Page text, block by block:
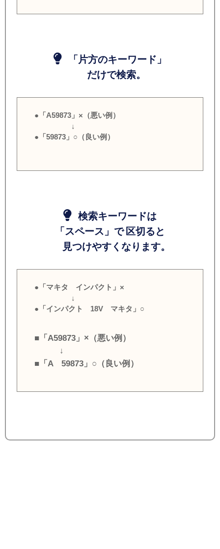
「片方のキーワード」
だけで検索。
●「A59873」×（悪い例）
↓
●「59873」○（良い例）
検索キーワードは
「スペース」で 区切ると
見つけやすくなります。
●「マキタ インパクト」×
↓
●「インパクト 18V マキタ」○
■「A59873」×（悪い例）
↓
■「A 59873」○（良い例）